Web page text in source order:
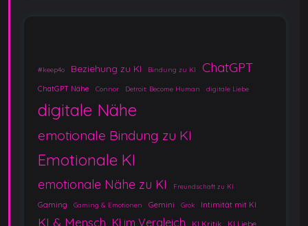
#keep4o Beziehung zu KI Bindung zu KI ChatGPT
ChatGPT Nähe Connor Detroit: Become Human digitale Liebe
digitale Nähe
emotionale Bindung zu KI
Emotionale KI
emotionale Nähe zu KI Freundschaft zu KI
Gaming Gaming & Emotionen Gemini Grok Intimität mit KI
KI & Mensch KI im Vergleich